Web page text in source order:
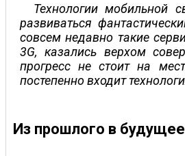
Технологии мобильной
развиваться
совсем недавно такие
3G, казались верхом
прогресс не стоит на
постепенно входит
Из прошлого в будущее